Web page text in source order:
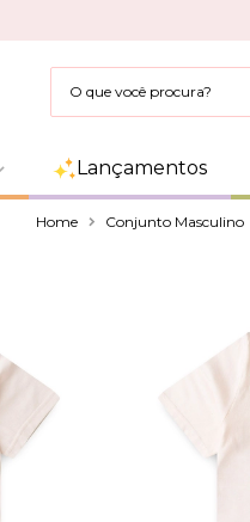
Lançamentos
Home Conjunto Masculino